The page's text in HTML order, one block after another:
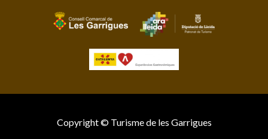
Copyright © Turisme de les Garrigues